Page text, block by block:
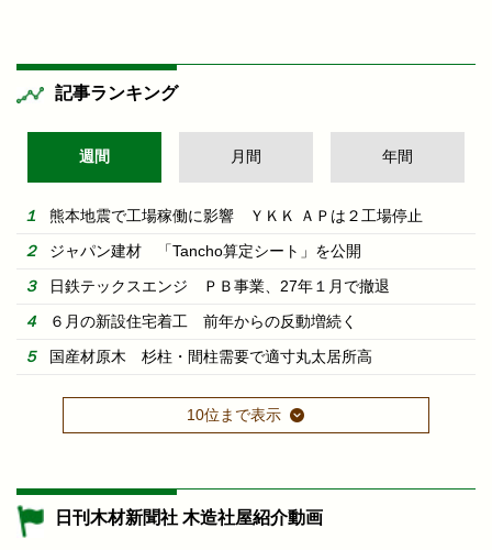
記事ランキング
週間 月間 年間
熊本地震で工場稼働に影響 ＹＫＫ ＡＰは２工場停止
ジャパン建材 「Tancho算定シート」を公開
日鉄テックスエンジ ＰＢ事業、27年１月で撤退
６月の新設住宅着工 前年からの反動増続く
国産材原木 杉柱・間柱需要で適寸丸太居所高
10位まで表示
日刊木材新聞社 木造社屋紹介動画